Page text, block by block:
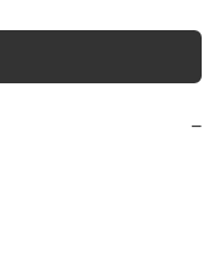
−